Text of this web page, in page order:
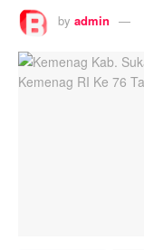
by admin